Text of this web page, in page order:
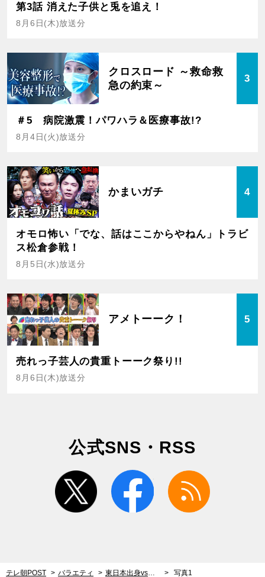
第3話 消えた子供と兎を追え！
8月6日(木)放送分
クロスロード ～救命救
急の約束～
3
＃5 病院激震！パワハラ＆医療事故!?
8月4日(火)放送分
かまいガチ 4
オモロ怖い「でな、話はここからやねん」トラビ
ス松倉参戦！
8月5日(水)放送分
アメトーーク！ 5
売れっ子芸人の貴重トーーク祭り!!
8月6日(木)放送分
公式SNS・RSS
twitter facebook
テレ朝POST バラエティ 東日本出身vs西日本出身、本当に頭がいいのはどちらか？復活した『Qさま!!』名物企画で東西対抗戦 写真1